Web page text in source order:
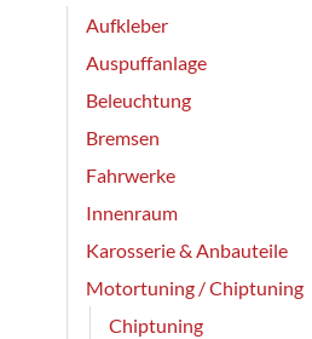
Aufkleber
Auspuffanlage
Beleuchtung
Bremsen
Fahrwerke
Innenraum
Karosserie & Anbauteile
Motortuning / Chiptuning
Chiptuning